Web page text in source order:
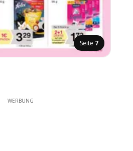
Seite 7
WERBUNG